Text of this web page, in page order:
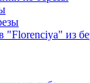
"Florenciya" из